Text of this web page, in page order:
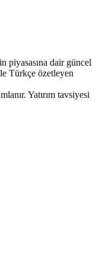
piyasasına dair güncel
Türkçe özetleyen
Yatırım tavsiyesi